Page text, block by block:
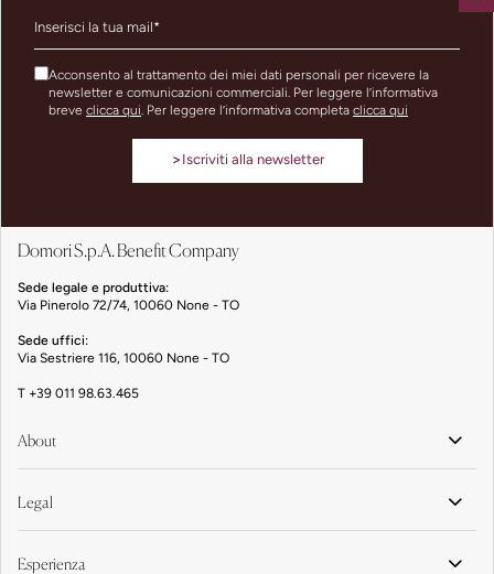
Domori S.p.A. Benefit Company
Sede legale e produttiva:
Via Pinerolo 72/74, 10060 None - TO
Sede uffici:
Via Sestriere 116, 10060 None - TO
T +39 011 98.63.465
About
Legal
Esperienza
Acconsento al trattamento dei miei dati personali per ricevere la
newsletter e comunicazioni commerciali. Per leggere l’informativa
breve clicca qui. Per leggere l’informativa completa clicca qui
> Iscriviti alla newsletter